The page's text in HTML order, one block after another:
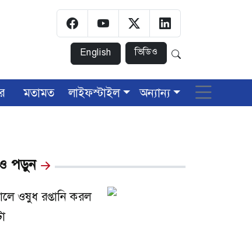
English ভিডিও
মতামত লাইফস্টাইল অন্যান্য
পড়ুন
ওষুধ রপ্তানি করল